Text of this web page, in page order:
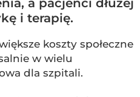
a pacjenci dłużej
i terapię.
koszty społeczne
w wielu
dla szpitali.